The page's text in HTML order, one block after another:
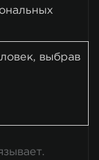
выбрав